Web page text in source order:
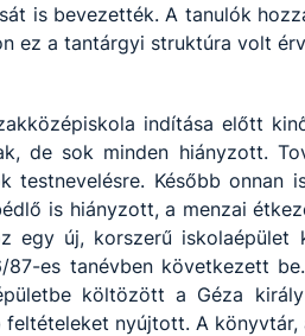
is bevezették. A tanulók
ez a tantárgyi struktúra volt
indítása előtt
de sok minden hiányzott.
testnevelésre. Később
is hiányzott, a menzai
egy új, korszerű
es tanévben következett be.
költözött a Géza
nyújtott. A könyvtár,